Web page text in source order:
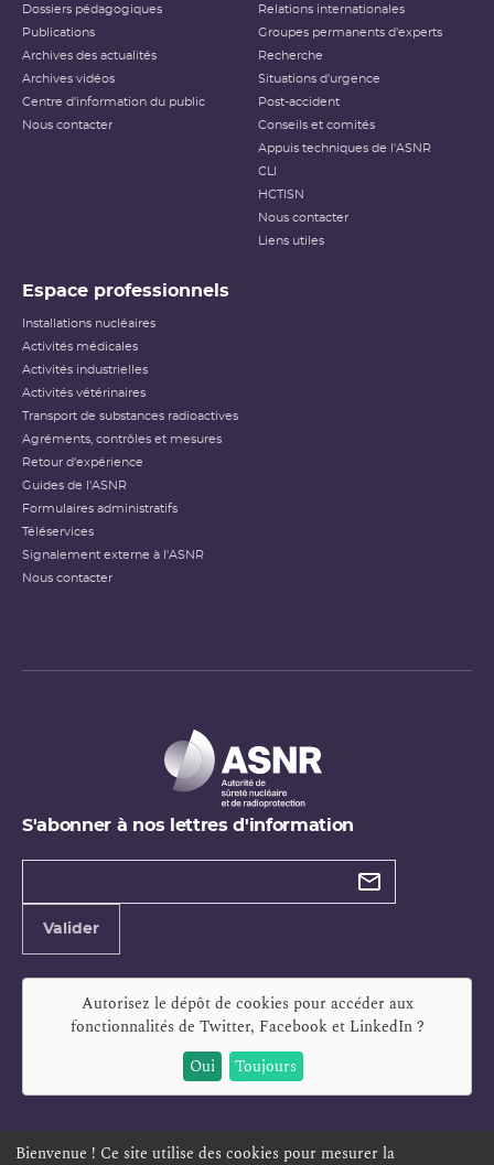
Dossiers pédagogiques
Publications
Archives des actualités
Archives vidéos
Centre d'information du public
Nous contacter
Relations internationales
Groupes permanents d'experts
Recherche
Situations d'urgence
Post-accident
Conseils et comités
Appuis techniques de l'ASNR
CLI
HCTISN
Nous contacter
Liens utiles
Espace professionnels
Installations nucléaires
Activités médicales
Activités industrielles
Activités vétérinaires
Transport de substances radioactives
Agréments, contrôles et mesures
Retour d'expérience
Guides de l'ASNR
Formulaires administratifs
Téléservices
Signalement externe à l'ASNR
Nous contacter
S'abonner à nos lettres d'information
Types de
Valider
Autorisez le dépôt de cookies pour accéder aux
fonctionnalités de Twitter, Facebook et LinkedIn?
Oui
Toujours
Bienvenue ! Ce site utilise des cookies pour mesurer la